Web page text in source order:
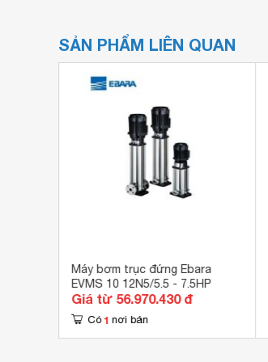
SẢN PHẨM LIÊN QUAN
Máy bơm trục đứng Ebara
EVMS 10 12N5/5.5 - 7.5HP
Giá từ 56.970.430 đ
Có 1 nơi bán